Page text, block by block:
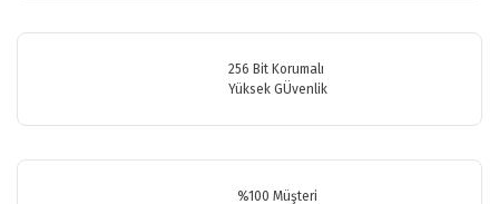
256 Bit Korumalı
Yüksek GÜvenlik
%100 Müşteri